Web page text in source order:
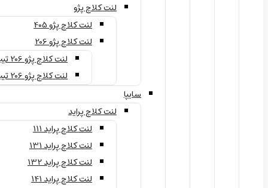
لنت کلاچ پژو
لنت کلاچ پژو 405
لنت کلاچ پژو 206
لنت کلاچ پژو 206 تیپ 2
لنت کلاچ پژو 206 تیپ 5
سایپا
لنت کلاچ پراید
لنت کلاچ پراید 111
لنت کلاچ پراید 131
لنت کلاچ پراید 132
لنت کلاچ پراید 141